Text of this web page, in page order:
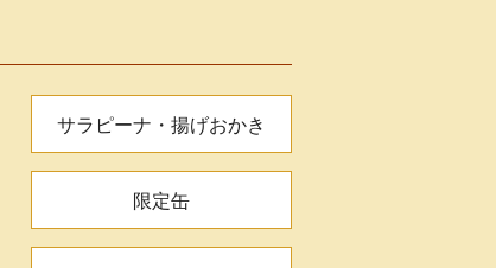
サラピーナ・揚げおかき
限定缶